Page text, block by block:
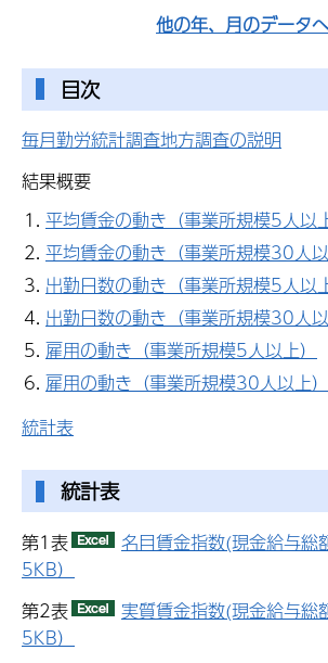
他の年、月のデータへ
目次
毎月勤労統計調査地方調査の説明
結果概要
平均賃金の動き（事業所規模5人以上
平均賃金の動き（事業所規模30人以
出勤日数の動き（事業所規模5人以上
出勤日数の動き（事業所規模30人以
雇用の動き（事業所規模5人以上）
雇用の動き（事業所規模30人以上）
統計表
統計表
第1表
名目賃金指数(現金給与総
5KB）
第2表
実質賃金指数(現金給与総
5KB）